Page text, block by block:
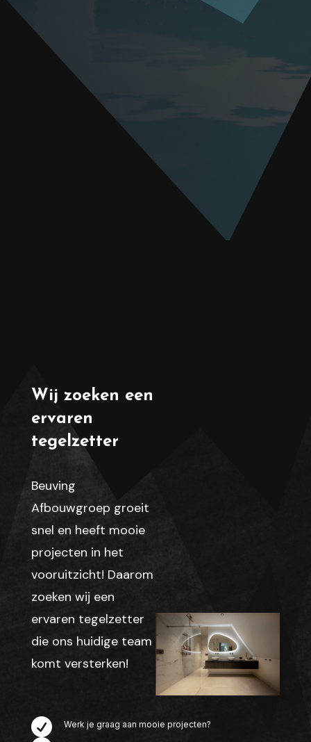
Wij zoeken een
ervaren
tegelzetter
Beuving
Afbouwgroep groeit
snel en heeft mooie
projecten in het
vooruitzicht! Daarom
zoeken wij een
ervaren tegelzetter
die ons huidige team
komt versterken!
 Werk je graag aan mooie projecten?